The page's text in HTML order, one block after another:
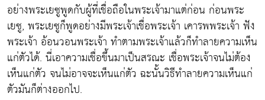
อย่างพระเยซูพูดกับผู้ที่เชื่อถือในพระเจ้ามาแต่ก่อน ก่อนพระ
เยซู, พระเยซูก็พูดอย่างมีพระเจ้าเชื่อพระเจ้า เคารพพระเจ้า ฟัง
พระเจ้า อ้อนวอนพระเจ้า ทำตามพระเจ้าแล้วก็ทำลายความเห็น
แก่ตัวได้. นี่เอาความเชื่อขึ้นมาเป็นสรณะ เชื่อพระเจ้าจนไม่ต้อง
เห็นแก่ตัว จนไม่อาจจะเห็นแก่ตัว ฉะนั้นวิธีทำลายความเห็นแก่
ตัวมันก็ต่างออกไป.